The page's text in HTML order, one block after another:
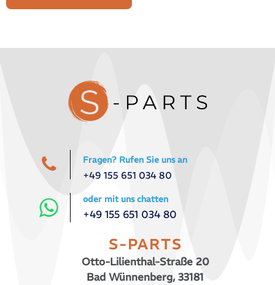
Fragen? Rufen Sie uns an
+49 155 651 034 80
oder mit uns chatten
+49 155 651 034 80
S-PARTS
Otto-Lilienthal-Straße 20
Bad Wünnenberg, 33181